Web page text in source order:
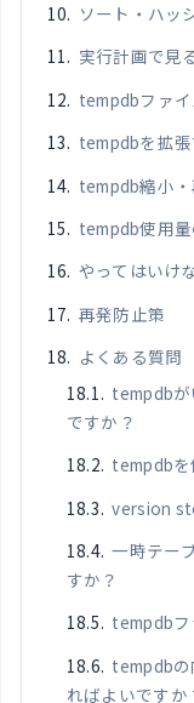
ソート・ハッ
実行計画で見
tempdbファ
tempdbを拡
tempdb縮小
tempdb使用量
やってはいけ
再発防止策
よくある質問
tempdbが
ですか？
tempdbを
version
一時テー
すか？
tempdbフ
tempdbの
ればよいですか